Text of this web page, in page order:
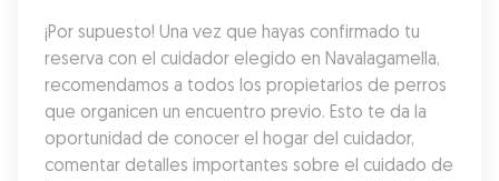
¡Por supuesto! Una vez que hayas confirmado tu
reserva con el cuidador elegido en Navalagamella,
recomendamos a todos los propietarios de perros
que organicen un encuentro previo. Esto te da la
oportunidad de conocer el hogar del cuidador,
comentar detalles importantes sobre el cuidado de